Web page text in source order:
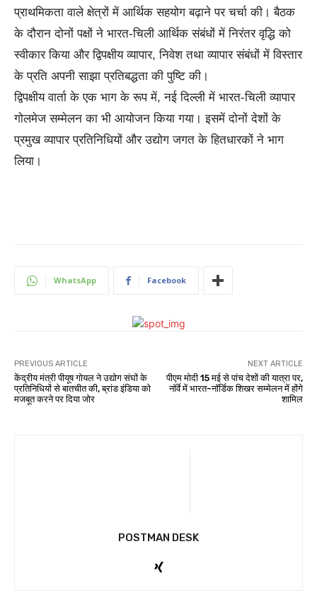
प्राथमिकता वाले क्षेत्रों में आर्थिक सहयोग बढ़ाने पर चर्चा की। बैठक
के दौरान दोनों पक्षों ने भारत-चिली आर्थिक संबंधों में निरंतर वृद्धि को
स्वीकार किया और द्विपक्षीय व्यापार, निवेश तथा व्यापार संबंधों में विस्तार
के प्रति अपनी साझा प्रतिबद्धता की पुष्टि की।
द्विपक्षीय वार्ता के एक भाग के रूप में, नई दिल्ली में भारत-चिली व्यापार
गोलमेज सम्मेलन का भी आयोजन किया गया। इसमें दोनों देशों के
प्रमुख व्यापार प्रतिनिधियों और उद्योग जगत के हितधारकों ने भाग
लिया।
WhatsApp Facebook
PREVIOUS ARTICLE
केंद्रीय मंत्री पीयूष गोयल ने उद्योग संघों के
प्रतिनिधियों से बातचीत की, ब्रांड इंडिया को
मजबूत करने पर दिया जोर
NEXT ARTICLE
पीएम मोदी 15 मई से पांच देशों की यात्रा पर,
नॉर्वे में भारत-नॉर्डिक शिखर सम्मेलन में होंगे
शामिल
POSTMAN DESK